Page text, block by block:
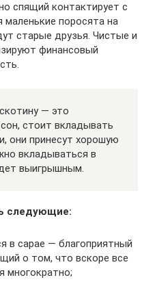
спящий контактирует с
поросята на
старые друзья. Чистые и
финансовый
— это
стоит вкладывать
они принесут хорошую
вкладываться в
выигрышным.
следующие:
в сарае — благоприятный
о том, что вскоре все
многократно;